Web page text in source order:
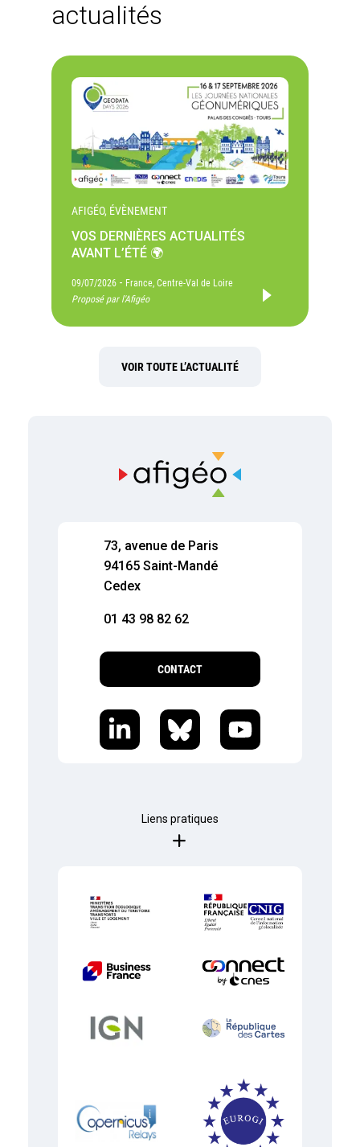
actualités
AFIGÉO, ÉVÈNEMENT
VOS DERNIÈRES ACTUALITÉS
AVANT L’ÉTÉ 🌍
09/07/2026 - France, Centre-Val de Loire
Proposé par l'Afigéo
VOIR TOUTE L’ACTUALITÉ
73, avenue de Paris
94165 Saint-Mandé
Cedex
01 43 98 82 62
CONTACT
Liens pratiques